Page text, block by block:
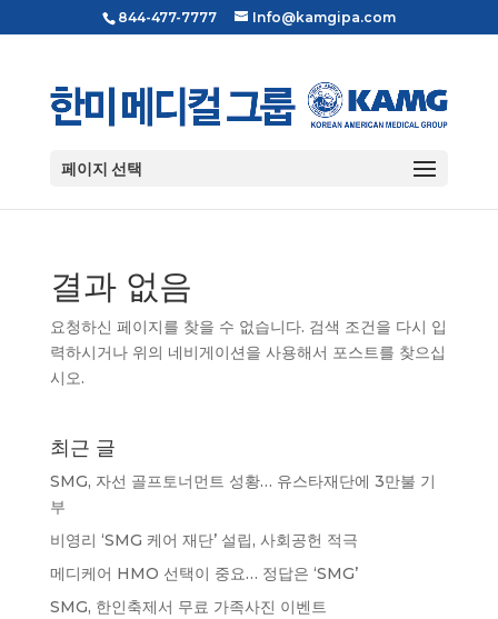
844-477-7777 Info@kamgipa.com
페이지 선택
결과 없음
요청하신 페이지를 찾을 수 없습니다. 검색 조건을 다시 입
력하시거나 위의 네비게이션을 사용해서 포스트를 찾으십
시오.
최근 글
SMG, 자선 골프토너먼트 성황… 유스타재단에 3만불 기
부
비영리 ‘SMG 케어 재단’ 설립, 사회공헌 적극
메디케어 HMO 선택이 중요… 정답은 ‘SMG’
SMG, 한인축제서 무료 가족사진 이벤트